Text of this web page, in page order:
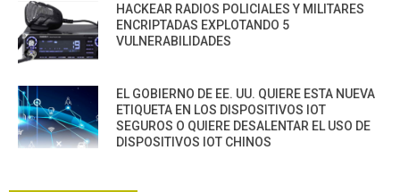
HACKEAR RADIOS POLICIALES Y MILITARES
ENCRIPTADAS EXPLOTANDO 5
VULNERABILIDADES
EL GOBIERNO DE EE. UU. QUIERE ESTA NUEVA
ETIQUETA EN LOS DISPOSITIVOS IOT
SEGUROS O QUIERE DESALENTAR EL USO DE
DISPOSITIVOS IOT CHINOS